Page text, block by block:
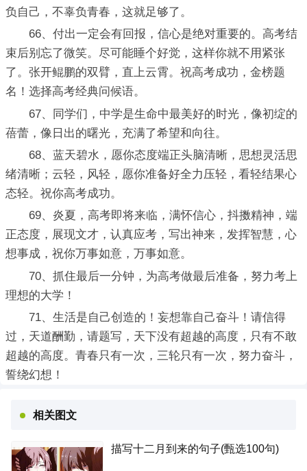
负自己，不辜负青春，这就足够了。
66、付出一定会有回报，信心是绝对重要的。高考结
束后别忘了微笑。尽可能睡个好觉，这样你就不用紧张
了。张开鲲鹏的双臂，直上云霄。祝高考成功，金榜题
名！选择高考经典问候语。
67、同学们，中学是生命中最美好的时光，像初绽的
蓓蕾，像日出的曙光，充满了希望和向往。
68、蓝天碧水，愿你态度端正头脑清晰，思想灵活思
绪清晰；云轻，风轻，愿你准备好全力压轻，看轻结果心
态轻。祝你高考成功。
69、炎夏，高考即将来临，满怀信心，抖擞精神，端
正态度，展现文才，认真应考，写出神来，发挥智慧，心
想事成，祝你万事如意，万事如意。
70、抓住最后一分钟，为高考做最后准备，努力考上
理想的大学！
71、生活是自己创造的！妄想靠自己奋斗！请信得
过，天道酬勤，请题写，天下没有超越的高度，只有不敢
超越的高度。青春只有一次，三轮只有一次，努力奋斗，
誓绕幻想！
相关图文
描写十二月到来的句子(甄选100句)